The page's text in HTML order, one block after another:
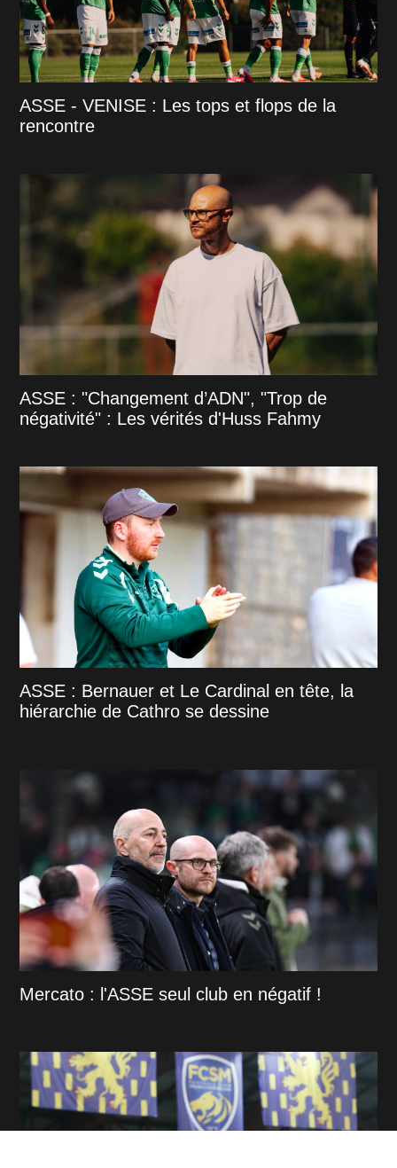
ASSE - VENISE : Les tops et flops de la
rencontre
ASSE : "Changement d’ADN", "Trop de
négativité" : Les vérités d'Huss Fahmy
ASSE : Bernauer et Le Cardinal en tête, la
hiérarchie de Cathro se dessine
Mercato : l'ASSE seul club en négatif !